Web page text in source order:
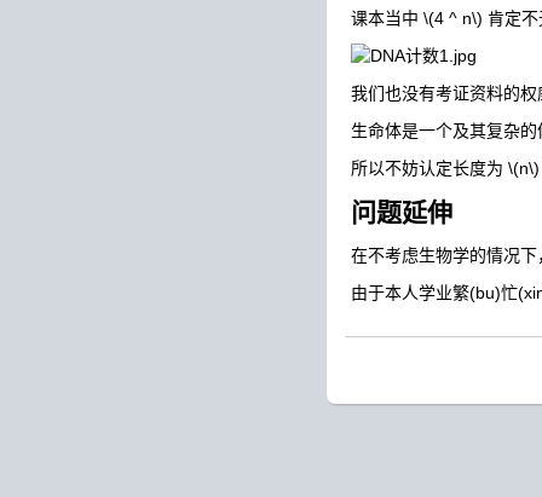
课本当中 \(4 ^ n\) 肯定
我们也没有考证资料的
生命体是一个及其复杂
所以不妨认定长度为 \(n\)
问题延伸
在不考虑生物学的情况
由于本人学业繁(bu)忙